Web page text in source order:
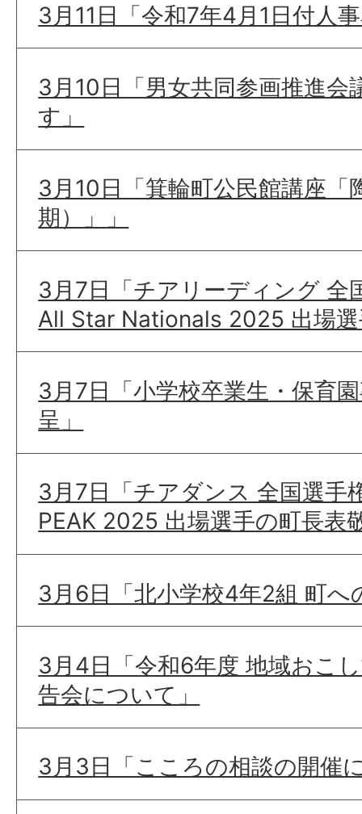
3月11日「令和7年4月1日付人
3月10日「男女共同参画推進会
す」
3月10日「箕輪町公民館講座「
期）」」
3月7日「チアリーディング 全
All Star Nationals 2025 出場
3月7日「小学校卒業生・保育
呈」
3月7日「チアダンス 全国選手
PEAK 2025 出場選手の町長表
3月6日「北小学校4年2組 町へ
3月4日「令和6年度 地域おこ
告会について」
3月3日「こころの相談の開催